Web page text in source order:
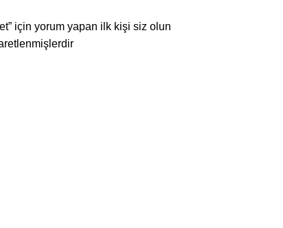
için yorum yapan ilk kişi siz olun